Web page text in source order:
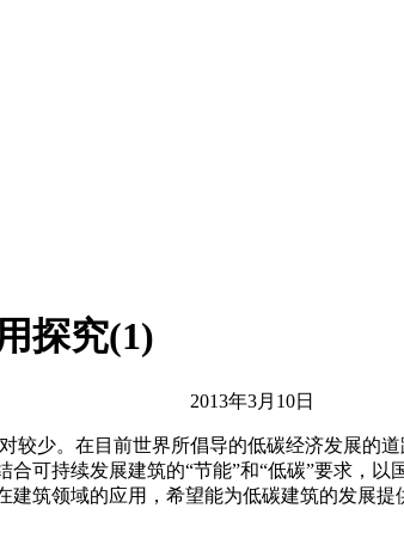
探究(1)
2013年3月10日
较少。在目前世界所倡导的低碳经济发展的
可持续发展建筑的“节能”和“低碳”要求，
筑领域的应用，希望能为低碳建筑的发展提